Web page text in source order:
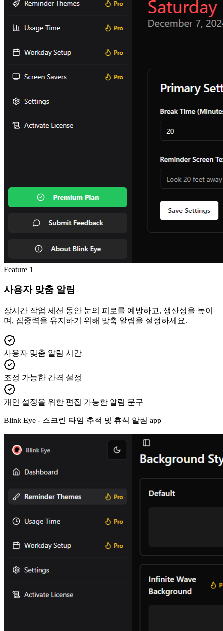
Feature 1
사용자 맞춤 알림
장시간 작업 세션 동안 눈의 피로를 예방하고, 생산성을 높이
며, 집중력을 유지하기 위해 맞춤 알림을 설정하세요.
사용자 맞춤 알림 시간
조정 가능한 간격 설정
개인 설정을 위한 편집 가능한 알림 문구
Blink Eye - 스크린 타임 추적 및 휴식 알림 app